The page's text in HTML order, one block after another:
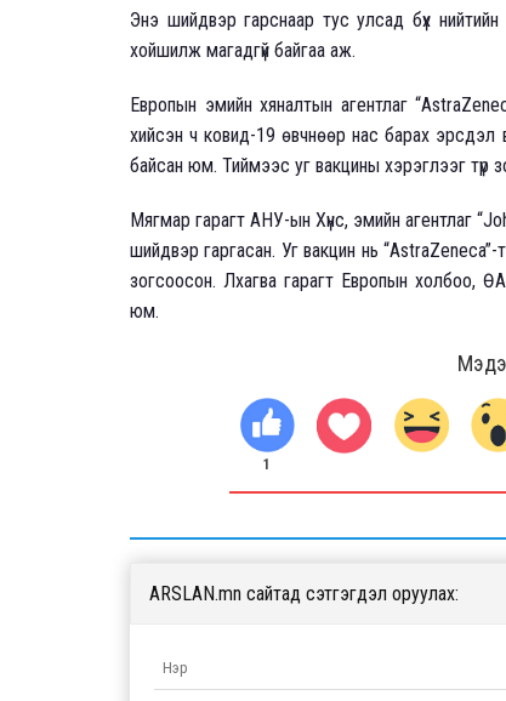
Энэ шийдвэр гарснаар тус улсад бүх
хойшилж магадгүй байгаа аж.
Европын эмийн хяналтын агентлаг
хийсэн ч ковид-19 өвчнөөр нас барах эрсдэл
байсан юм. Тиймээс уг вакцины хэрэглээг түр
Мягмар гарагт АНУ-ын Хүнс, эмийн агентлаг
шийдвэр гаргасан. Уг вакцин нь “AstraZeneca”-
зогсоосон. Лхагва гарагт Европын холбоо,
юм.
1
ARSLAN.mn сайтад сэтгэгдэл оруулах: